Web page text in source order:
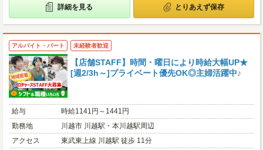
詳細を見る とりあえず保存
アルバイト・パート 未経験者歓迎
【店舗STAFF】時間・曜日により時給大幅UP★
[週2/3h～]プライベート優先OK◎主婦活躍中♪
給与
時給1141円～1441円
勤務地
川越市 川越駅・本川越駅周辺
アクセス
東武東上線 川越駅 徒歩 11分